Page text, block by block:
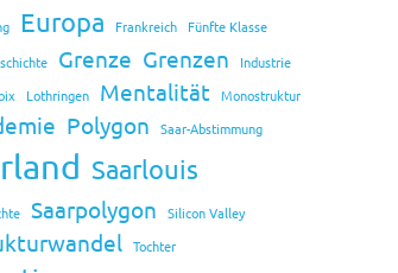
Europa Frankreich Fünfte Klasse
Grenze Grenzen
Industrie
Lothringen Mentalität
Monostruktur
Polygon Saar-Abstimmung
Saarlouis
Saarpolygon Silicon Valley
Tochter